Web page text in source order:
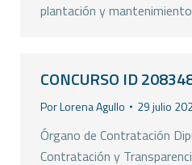
plantación y
CONCURSO ID
PorLorena Agullo 29 julio
Órgano de Contratación
Contratación y